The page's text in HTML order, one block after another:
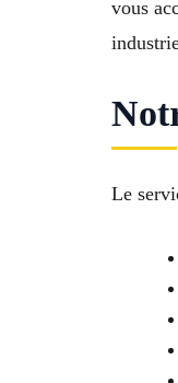
vous
Le